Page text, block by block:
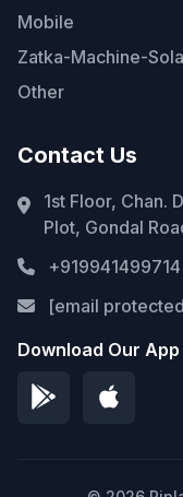
Mobile
Zatka-Machine-
Other
Contact Us
1st Floor, Chan.
Plot, Gondal
+919941499714
[email
Download Our App